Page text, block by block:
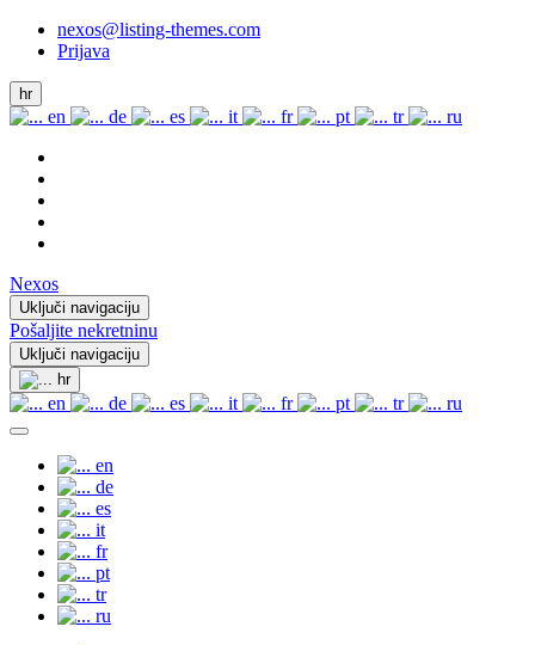
nexos@listing-themes.com
Prijava
hr
en de es it fr pt tr ru
Nexos
Uključi navigaciju
Pošaljite nekretninu
Uključi navigaciju
hr
en de es it fr pt tr ru
en
de
es
it
fr
pt
tr
ru